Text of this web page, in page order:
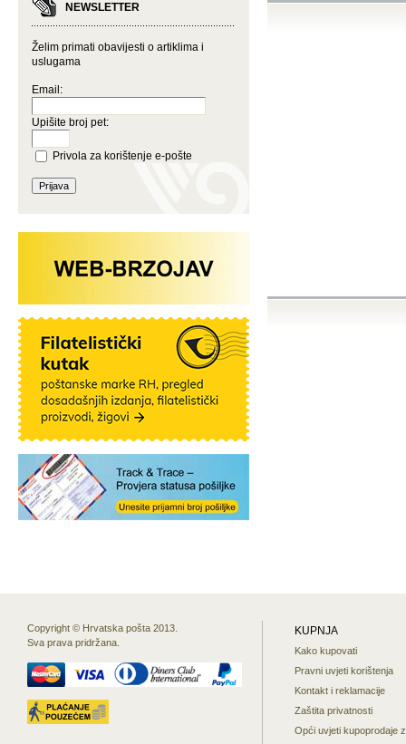
NEWSLETTER
Želim primati obavijesti o artiklima i
uslugama
Email:
Upišite broj pet:
Privola za korištenje e-pošte
Copyright © Hrvatska pošta 2013.
Sva prava pridržana.
KUPNJA
Kako kupovati
Pravni uvjeti korištenja
Kontakt i reklamacije
Zaštita privatnosti
Opći uvjeti kupoprodaje